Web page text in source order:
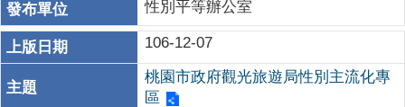
性別平等辦公室
106-12-07
桃園市政府觀光旅遊局性別主流化專
區